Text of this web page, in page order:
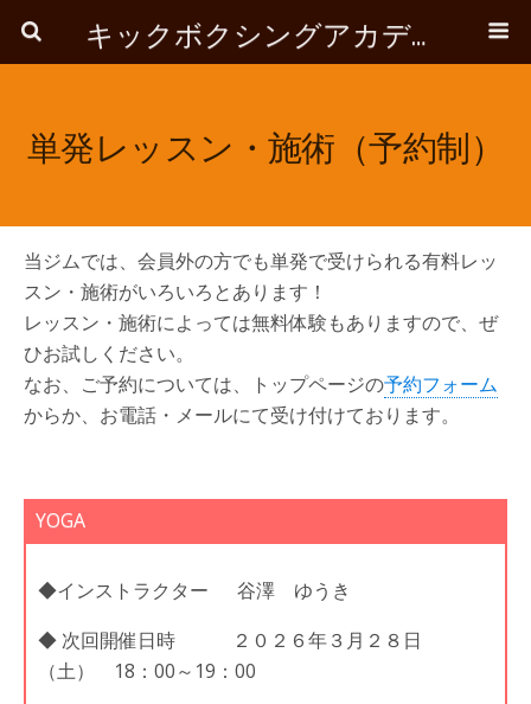
キックボクシングアカデミーROOTS
単発レッスン・施術（予約制）
当ジムでは、会員外の方でも単発で受けられる有料レッ
スン・施術がいろいろとあります！
レッスン・施術によっては無料体験もありますので、ぜ
ひお試しください。
なお、ご予約については、トップページの予約フォーム
からか、お電話・メールにて受け付けております。
YOGA
◆インストラクター 谷澤 ゆうき
◆ 次回開催日時 ２０２６年３月２８日
（土） 18：00～19：00